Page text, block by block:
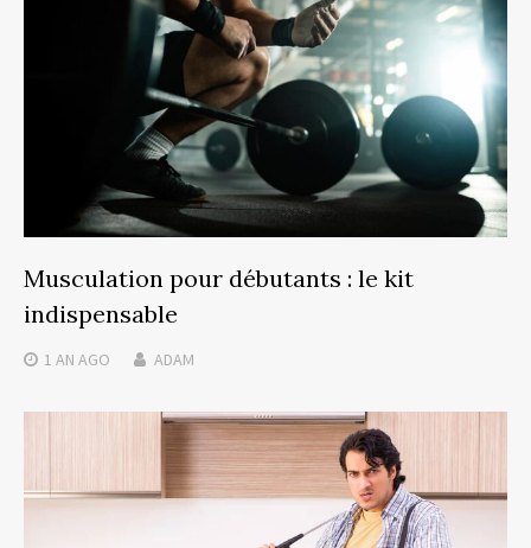
Musculation pour débutants : le kit
indispensable
1 AN AGO ADAM